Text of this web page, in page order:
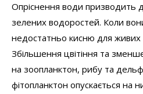
Опріснення води призводить
зелених водоростей. Коли
недостатньо кисню для живих
Збільшення цвітіння та
на зоопланктон, рибу та
фітопланктон опускається на